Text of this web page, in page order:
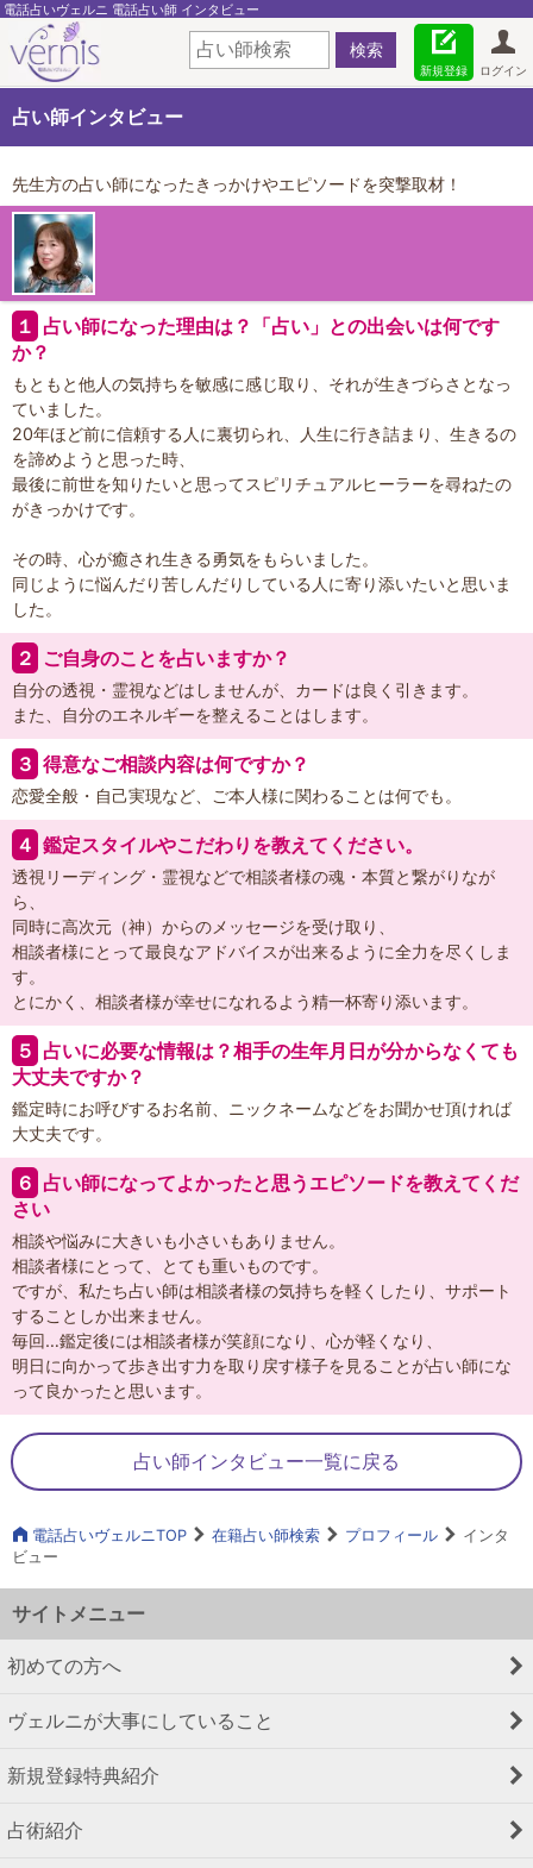
電話占いヴェルニ 電話占い師 インタビュー
ログイン
新規登録
占い師インタビュー
先生方の占い師になったきっかけやエピソードを突撃取材！
１ 占い師になった理由は？「占い」との出会いは何です
か？
もともと他人の気持ちを敏感に感じ取り、それが生きづらさとなっ
ていました。
20年ほど前に信頼する人に裏切られ、人生に行き詰まり、生きるの
を諦めようと思った時、
最後に前世を知りたいと思ってスピリチュアルヒーラーを尋ねたの
がきっかけです。
その時、心が癒され生きる勇気をもらいました。
同じように悩んだり苦しんだりしている人に寄り添いたいと思いま
した。
２ ご自身のことを占いますか？
自分の透視・霊視などはしませんが、カードは良く引きます。
また、自分のエネルギーを整えることはします。
３ 得意なご相談内容は何ですか？
恋愛全般・自己実現など、ご本人様に関わることは何でも。
４ 鑑定スタイルやこだわりを教えてください。
透視リーディング・霊視などで相談者様の魂・本質と繋がりなが
ら、
同時に高次元（神）からのメッセージを受け取り、
相談者様にとって最良なアドバイスが出来るように全力を尽くしま
す。
とにかく、相談者様が幸せになれるよう精一杯寄り添います。
５ 占いに必要な情報は？相手の生年月日が分からなくても
大丈夫ですか？
鑑定時にお呼びするお名前、ニックネームなどをお聞かせ頂ければ
大丈夫です。
６ 占い師になってよかったと思うエピソードを教えてくだ
さい
相談や悩みに大きいも小さいもありません。
相談者様にとって、とても重いものです。
ですが、私たち占い師は相談者様の気持ちを軽くしたり、サポート
することしか出来ません。
毎回…鑑定後には相談者様が笑顔になり、心が軽くなり、
明日に向かって歩き出す力を取り戻す様子を見ることが占い師にな
って良かったと思います。
占い師インタビュー一覧に戻る
電話占いヴェルニTOP 在籍占い師検索 プロフィール
インタ
ビュー
サイトメニュー
初めての方へ
ヴェルニが大事にしていること
新規登録特典紹介
占術紹介